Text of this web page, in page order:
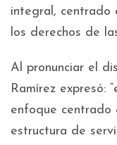
integral, centrado
los derechos de
Al pronunciar el
Ramírez expresó:
enfoque centrado
estructura de